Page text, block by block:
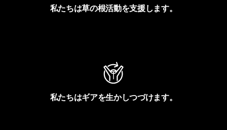
私たちは草の根活動を支援します。
私たちはギアを生かしつづけます。